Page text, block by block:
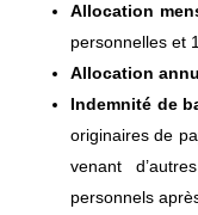
Allocation
personnelles et
Allocation
Indemnité de
originaires de
venant
personnels